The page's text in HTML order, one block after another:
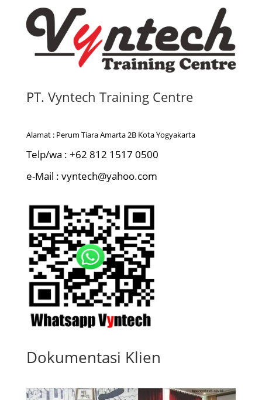
PT. Vyntech Training Centre
Alamat : Perum Tiara Amarta 2B Kota Yogyakarta
Telp/wa : +62 812 1517 0500
e-Mail : vyntech@yahoo.com
Dokumentasi Klien